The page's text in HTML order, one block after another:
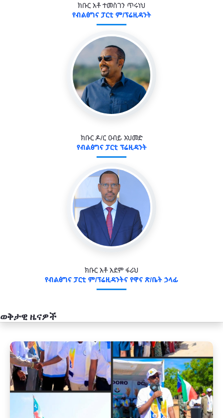
ክቡር አቶ ተመስገን ጥሩነህ
የብልፅግና ፓርቲ ም/ፕሬዚዳንት
ክቡር ዶ/ር ዐብይ አህመድ
የብልፅግና ፓርቲ ፕሬዚዳንት
ክቡር አቶ አደም ፋራህ
የብልፅግና ፓርቲ ም/ፕሬዚዳንትና የዋና ጽ/ቤት ኃላፊ
ወቅታዊ ዜናዎች
አዲስ